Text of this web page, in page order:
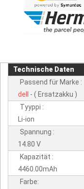
Technische Daten
Passend für Marke :
dell
- ( Ersatzakku )
Tyyppi :
Li-ion
Spannung :
14.80 V
Kapazität :
4460.00mAh
Farbe: